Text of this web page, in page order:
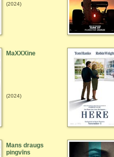
(2024)
MaXXXine
(2024)
Mans draugs
pingvīns